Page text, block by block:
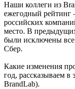
Наши коллеги из
ежегодный рейтинг
российских
место. В
были исключены
Сбер.
Какие изменения
год, рассказываем в
BrandLab).